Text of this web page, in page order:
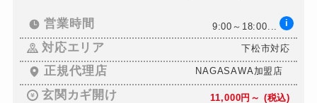
営業時間 9:00～18:00... i
対応エリア 下松市対応
正規代理店 NAGASAWA加盟店
玄関カギ開け 11,000円～ (税込)